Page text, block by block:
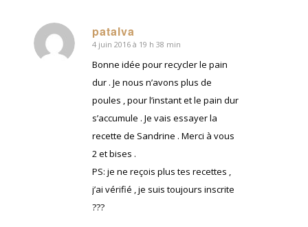
patalva
dit
4 juin 2016 à 19 h 38 min
Bonne idée pour recycler le pain
dur . Je nous n’avons plus de
poules , pour l’instant et le pain dur
s’accumule . Je vais essayer la
recette de Sandrine . Merci à vous
2 et bises .
PS: je ne reçois plus tes recettes ,
j’ai vérifié , je suis toujours inscrite
???